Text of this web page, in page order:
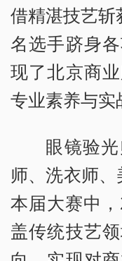
借精湛技艺
名选手跻身
现了北京商
专业素养与实
眼镜验
师、洗衣师
本届大赛中
盖传统技艺